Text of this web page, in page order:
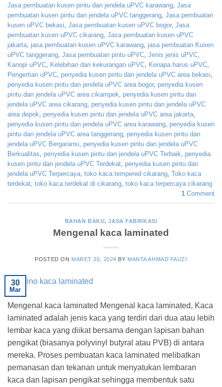
Jasa pembuatan kusen pintu dan jendela uPVC karawang, Jasa
pembuatan kusen pintu dan jendela uPVC tanggerang, Jasa pembuatan
kusen uPVC bekasi, Jasa pembuatan kusen uPVC bogor, Jasa
pembuatan kusen uPVC cikarang, Jasa pembuatan kusen uPVC
jakarta, jasa pembuatan kusen uPVC karawang, jasa pembuatan Kusen
uPVC tanggerang, Jasa pembuatan pintu uPVC, Jenis jenis uPVC,
Kanopi uPVC, Kelebihan dan kekurangan uPVC, Kenapa harus uPVC,
Pengertian uPVC, penyedia kusen pintu dan jendela uPVC area bekasi,
penyedia kusen pintu dan jendela uPVC area bogor, penyedia kusen
pintu dan jendela uPVC area cikampek, penyedia kusen pintu dan
jendela uPVC area cikarang, penyedia kusen pintu dan jendela uPVC
area depok, penyedia kusen pintu dan jendela uPVC area jakarta,
penyedia kusen pintu dan jendela uPVC area karawang, penyedia kusen
pintu dan jendela uPVC area tanggerang, penyedia kusen pintu dan
jendela uPVC Bergaransi, penyedia kusen pintu dan jendela uPVC
Berkualitas, penyedia kusen pintu dan jendela uPVC Terbaik, penyedia
kusen pintu dan jendela uPVC Terdekat, penyedia kusen pintu dan
jendela uPVC Terpercaya, toko kaca tempered cikarang, Toko kaca
terdekat, toko kaca terdekat di cikarang, toko kaca terpercaya cikarang
1 Comment
BAHAN BAKU,JASA FABRIKASI
Mengenal kaca laminated
POSTED ON MARET 30, 2024 BY MANTA AHMAD FAUZI
30
Mar
Mengenal kaca laminated Mengenal kaca laminated, Kaca
laminated adalah jenis kaca yang terdiri dari dua atau lebih
lembar kaca yang diikat bersama dengan lapisan bahan
pengikat (biasanya polyvinyl butyral atau PVB) di antara
mereka. Proses pembuatan kaca laminated melibatkan
pemanasan dan tekanan untuk menyatukan lembaran
kaca dan lapisan pengikat sehingga membentuk satu